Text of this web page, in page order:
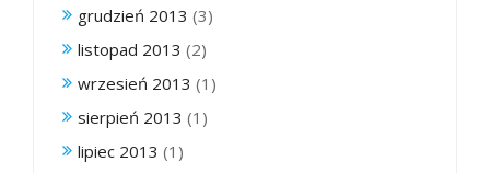
grudzień 2013 (3)
listopad 2013 (2)
wrzesień 2013 (1)
sierpień 2013 (1)
lipiec 2013 (1)